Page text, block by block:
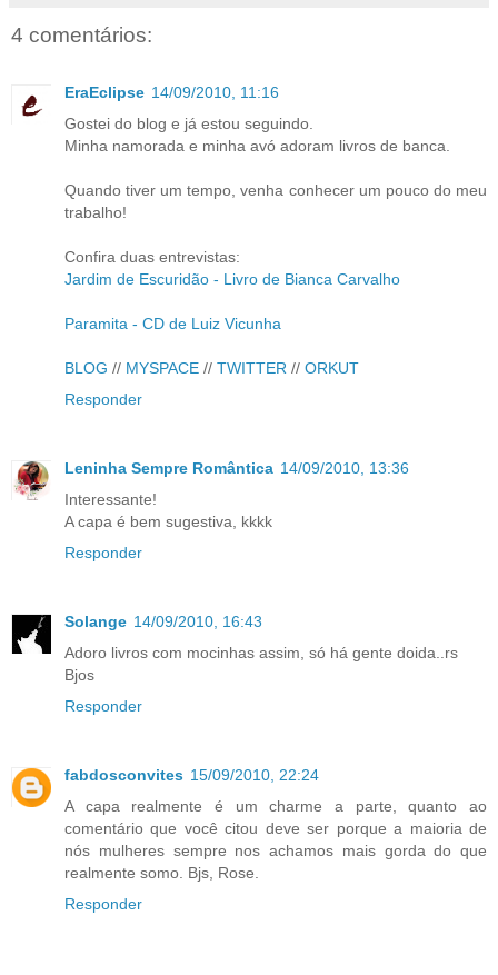
4 comentários:
EraEclipse 14/09/2010, 11:16
Gostei do blog e já estou seguindo.
Minha namorada e minha avó adoram livros de banca.
Quando tiver um tempo, venha conhecer um pouco do meu
trabalho!
Confira duas entrevistas:
Jardim de Escuridão - Livro de Bianca Carvalho
Paramita - CD de Luiz Vicunha
BLOG // MYSPACE // TWITTER // ORKUT
Responder
Leninha Sempre Romântica 14/09/2010, 13:36
Interessante!
A capa é bem sugestiva, kkkk
Responder
Solange 14/09/2010, 16:43
Adoro livros com mocinhas assim, só há gente doida..rs
Bjos
Responder
fabdosconvites 15/09/2010, 22:24
A capa realmente é um charme a parte, quanto ao
comentário que você citou deve ser porque a maioria de
nós mulheres sempre nos achamos mais gorda do que
realmente somo. Bjs, Rose.
Responder